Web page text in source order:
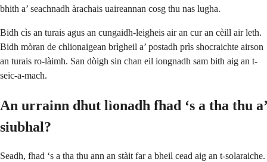
bhith a’ seachnadh àrachais uaireannan cosg thu nas lugha.
Bidh cìs an turais agus an cungaidh-leigheis air an cur an cèill air leth.
Bidh mòran de chlionaigean brìgheil a’ postadh prìs shocraichte airson
an turais ro-làimh. San dòigh sin chan eil iongnadh sam bith aig an t-
seic-a-mach.
An urrainn dhut lìonadh fhad ‘s a tha thu a’
siubhal?
Seadh, fhad ‘s a tha thu ann an stàit far a bheil cead aig an t-solaraiche.